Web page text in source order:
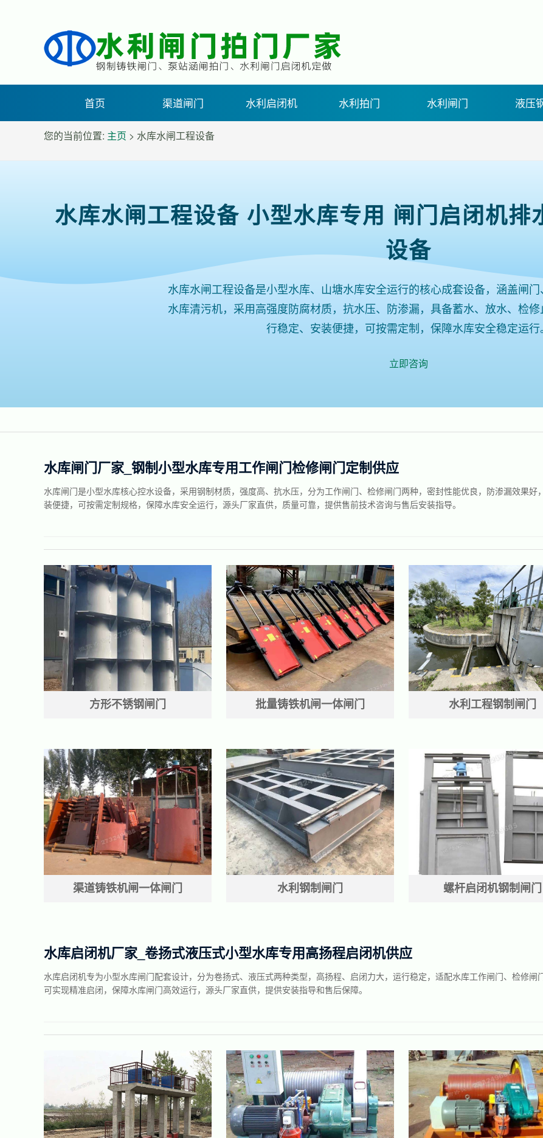
首页 渠道闸门 水利启闭机 水利拍门 水利闸门 液压
您的当前位置: 主页 > 水库水闸工程设备
水库水闸工程设备 小型水库专用 闸门启闭机排
设备
水库水闸工程设备是小型水库、山塘水库安全运行的核心成套设备，涵盖闸门
水库清污机，采用高强度防腐材质，抗水压、防渗漏，具备蓄水、放水、检
行稳定、安装便捷，可按需定制，保障水库安全稳定运行
立即咨询
水库闸门厂家_钢制小型水库专用工作闸门检修闸门定制供应
水库闸门是小型水库核心控水设备，采用钢制材质，强度高、抗水压，分为工作闸门、检修闸门两种，密封性能优良，防渗漏效果
装便捷，可按需定制规格，保障水库安全运行，源头厂家直供，质量可靠，提供售前技术咨询与售后安装指导。
方形不锈钢闸门 批量铸铁机闸一体闸门 水利工程钢制闸门
渠道铸铁机闸一体闸门 水利钢制闸门 螺杆启闭机钢制闸门
水库启闭机厂家_卷扬式液压式小型水库专用高扬程启闭机供应
水库启闭机专为小型水库闸门配套设计，分为卷扬式、液压式两种类型，高扬程、启闭力大，运行稳定，适配水库工作闸门、检修闸
可实现精准启闭，保障水库闸门高效运行，源头厂家直供，提供安装指导和售后保障。